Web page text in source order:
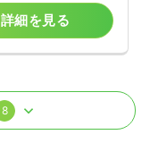
詳細を見る
8